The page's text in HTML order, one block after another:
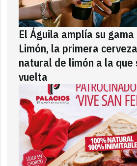
El Águila amplía su
Limón, la primera
natural de limón a la que
vuelta